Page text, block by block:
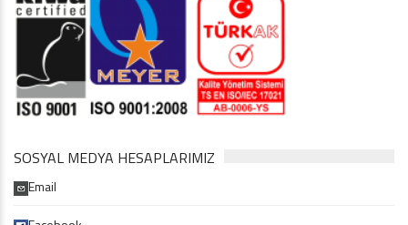
SOSYAL MEDYA HESAPLARIMIZ
Email